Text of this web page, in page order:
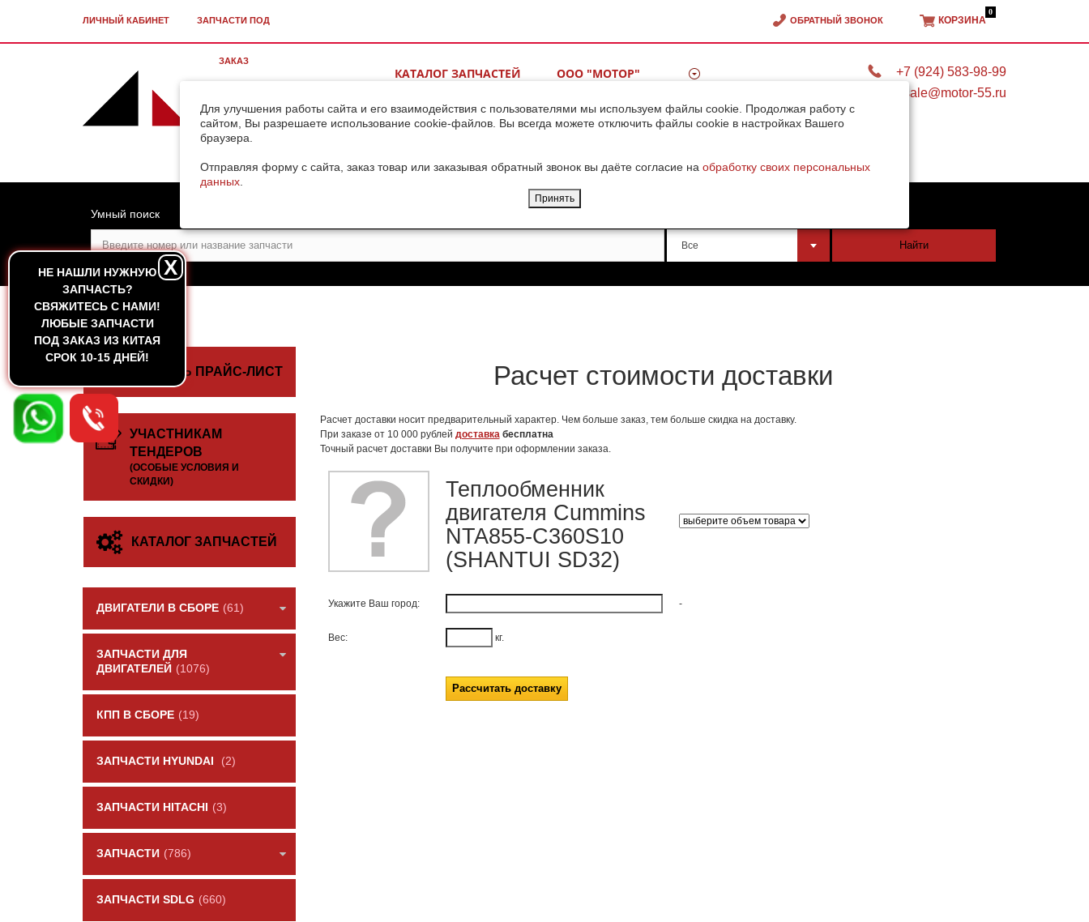
Для улучшения работы сайта и его взаимодействия с пользователями мы используем файлы cookie. Продолжая работу с
сайтом, Вы разрешаете использование cookie-файлов. Вы всегда можете отключить файлы cookie в настройках Вашего
браузера.
Отправляя форму с сайта, заказ товар или заказывая обратный звонок вы даёте согласие на обработку своих персональных
данных
Принять
ЛИЧНЫЙ КАБИНЕТ ЗАПЧАСТИ ПОД
ЗАКАЗ
ОБРАТНЫЙ ЗВОНОК КОРЗИНА
0
КАТАЛОГ ЗАПЧАСТЕЙ ООО "МОТОР"
ВИДЕОГАЛЕРЕЯ КОНТАКТЫ
+7 (924) 583-98-99
sale@motor-55.ru
НЕ НАШЛИ НУЖНУЮ
ЗАПЧАСТЬ?
CВЯЖИТЕСЬ С НАМИ!
ЛЮБЫЕ ЗАПЧАСТИ
ПОД ЗАКАЗ ИЗ КИТАЯ
СРОК 10-15 ДНЕЙ!
X
Умный поиск
Все Найти
ГЛАВНАЯ
СКАЧАТЬ ПРАЙС-ЛИСТ
УЧАСТНИКАМ
ТЕНДЕРОВ
(ОСОБЫЕ УСЛОВИЯ И
СКИДКИ)
КАТАЛОГ ЗАПЧАСТЕЙ
ДВИГАТЕЛИ В СБОРЕ (61)
ЗАПЧАСТИ ДЛЯ
ДВИГАТЕЛЕЙ (1076)
КПП В СБОРЕ (19)
ЗАПЧАСТИ HYUNDAI (2)
ЗАПЧАСТИ HITACHI (3)
ЗАПЧАСТИ (786)
ЗАПЧАСТИ SDLG (660)
Расчет стоимости доставки
Расчет доставки носит предварительный характер. Чем больше заказ, тем больше скидка на доставку.
При заказе от 10 000 рублей доставкабесплатна
Точный расчет доставки Вы получите при оформлении заказа.
Теплообменник
двигателя Cummins
NTA855-C360S10
(SHANTUI SD32)
Укажите Ваш город: -
Вес: кг.